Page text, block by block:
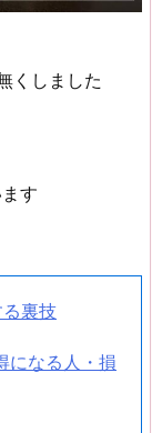
くしました
す
裏技
になる人・損